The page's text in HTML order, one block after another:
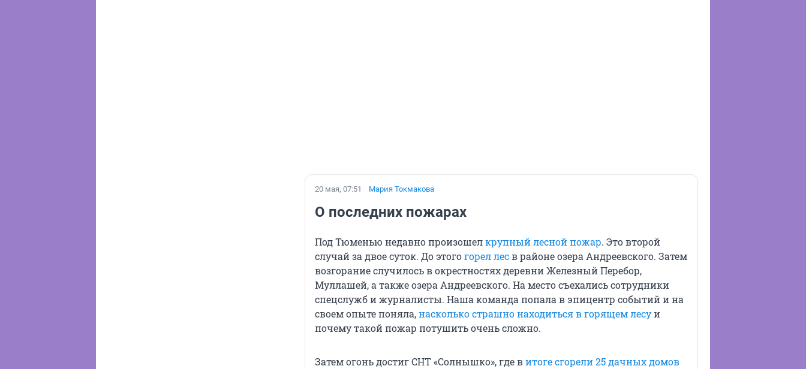
20 мая, 07:51 Мария Токмакова
О последних пожарах
Под Тюменью недавно произошелкрупный лесной пожар. Это второй
случай за двое суток. До этогогорел лесв районе озера Андреевского. Затем
возгорание случилось в окрестностях деревни Железный Перебор,
Муллашей, а также озера Андреевского. На место съехались сотрудники
спецслужб и журналисты. Наша команда попала в эпицентр событий и на
своем опыте поняла,насколько страшно находиться в горящем лесуи
почему такой пожар потушить очень сложно.
Затем огонь достиг СНТ «Солнышко», где витоге сгорели 25 дачных домов